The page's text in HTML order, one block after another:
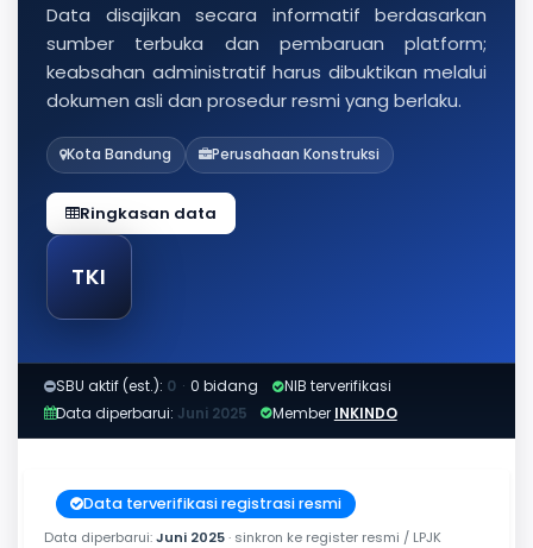
Data disajikan secara informatif berdasarkan
sumber terbuka dan pembaruan platform;
keabsahan administratif harus dibuktikan melalui
dokumen asli dan prosedur resmi yang berlaku.
Kota Bandung Perusahaan Konstruksi
Ringkasan data
TKI
SBU aktif (est.): 0 · 0 bidang
NIB terverifikasi
Data diperbarui: Juni 2025 Member INKINDO
Data terverifikasi registrasi resmi
Data diperbarui:Juni 2025· sinkron ke register resmi / LPJK